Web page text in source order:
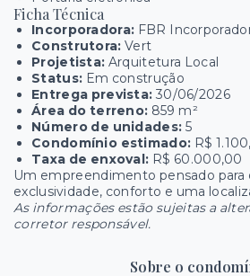
Ficha Técnica
Incorporadora: FBR
Construtora: Vert
Projetista: Arquitetura Local
Status: Em construção
Entrega prevista: 30/06/2026
Área do terreno: 859 m²
Número de unidades: 5
Condomínio estimado: R$
Taxa de enxoval: R$ 60.000,00
Um empreendimento pensado para
exclusividade, conforto e uma
As informações estão sujeitas a
corretor responsável.
Sobre o